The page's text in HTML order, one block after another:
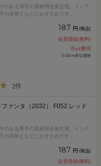
のある薄手の資材用合皮生地。インテ
の張替えなどにおすすめです。
187 円 (税込)
会員登録(無料)
8pt獲得
※10cm単位価格
2件
ァンタ（2032） F052.レッド
のある薄手の資材用合皮生地。インテ
の張替えなどにおすすめです。
187 円 (税込)
会員登録(無料)